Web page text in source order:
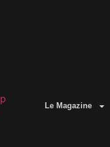
Le Magazine